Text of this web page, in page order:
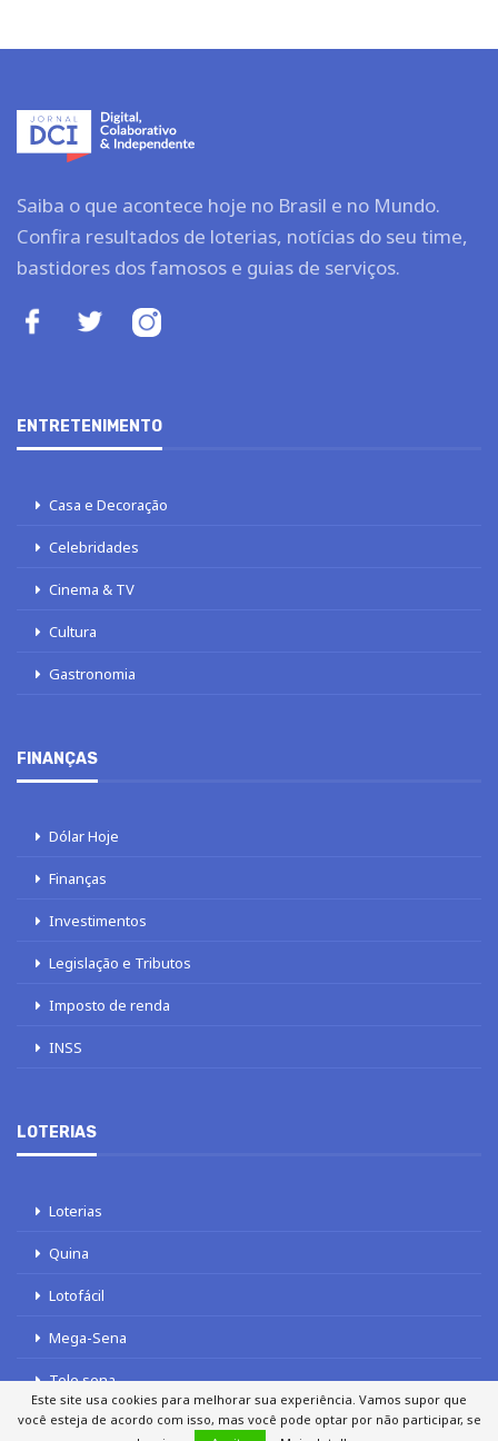
Saiba o que acontece hoje no Brasil e no Mundo.
Confira resultados de loterias, notícias do seu time,
bastidores dos famosos e guias de serviços.
ENTRETENIMENTO
Casa e Decoração
Celebridades
Cinema & TV
Cultura
Gastronomia
FINANÇAS
Dólar Hoje
Finanças
Investimentos
Legislação e Tributos
Imposto de renda
INSS
LOTERIAS
Loterias
Quina
Lotofácil
Mega-Sena
Tele sena
Este site usa cookies para melhorar sua experiência. Vamos supor que
você esteja de acordo com isso, mas você pode optar por não participar, se